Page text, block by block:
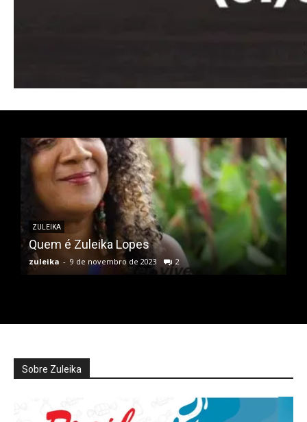
ZULEIKA
Quem é Zuleika Lopes
zuleika - 9 de novembro de 2023 2
Sobre Zuleika